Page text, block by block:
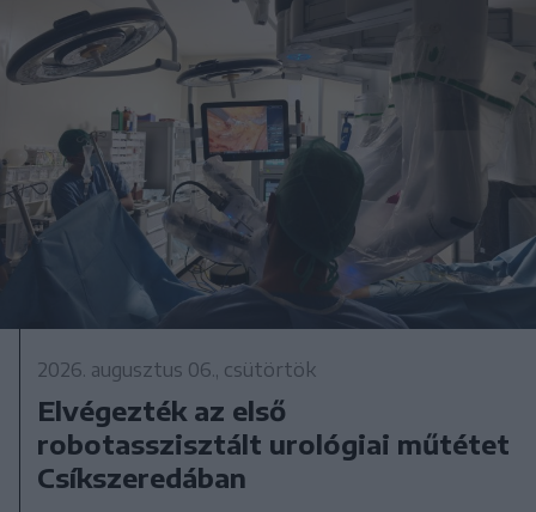
2026. augusztus 06., csütörtök
Elvégezték az első
robotasszisztált urológiai műtétet
Csíkszeredában